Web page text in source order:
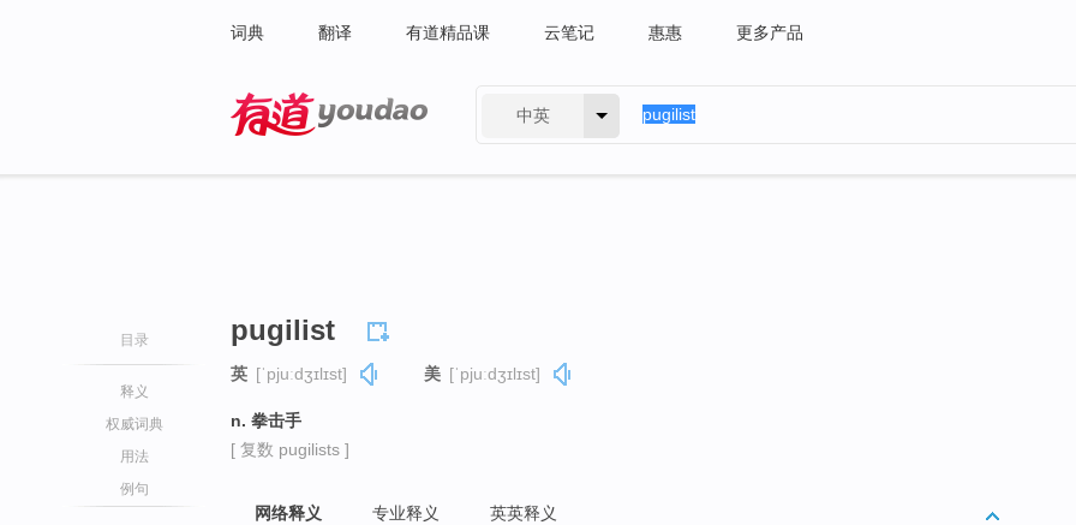
词典 翻译 有道精品课 云笔记 惠惠 更多产品
中英
目录
释义
权威词典
用法
例句
pugilist
英 [ˈpjuːdʒɪlɪst] 美 [ˈpjuːdʒɪlɪst]
n. 拳击手
[ 复数 pugilists ]
网络释义 专业释义 英英释义